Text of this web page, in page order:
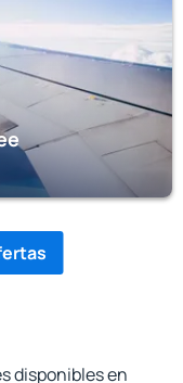
disponibles en